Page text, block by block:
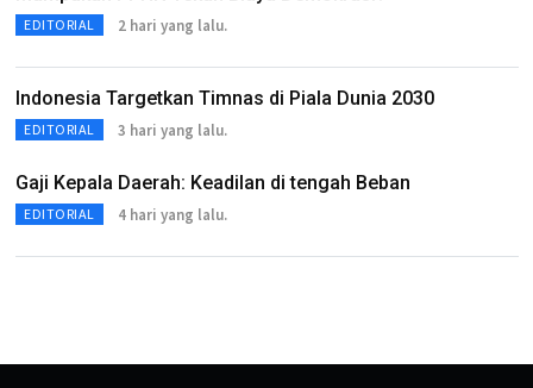
EDITORIAL 2 hari yang lalu.
Indonesia Targetkan Timnas di Piala Dunia 2030
EDITORIAL 3 hari yang lalu.
Gaji Kepala Daerah: Keadilan di tengah Beban
EDITORIAL 4 hari yang lalu.